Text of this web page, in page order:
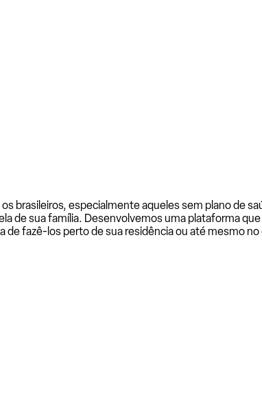
brasileiros, especialmente aqueles sem plano de
de sua família. Desenvolvemos uma plataforma
fazê-los perto de sua residência ou até mesmo